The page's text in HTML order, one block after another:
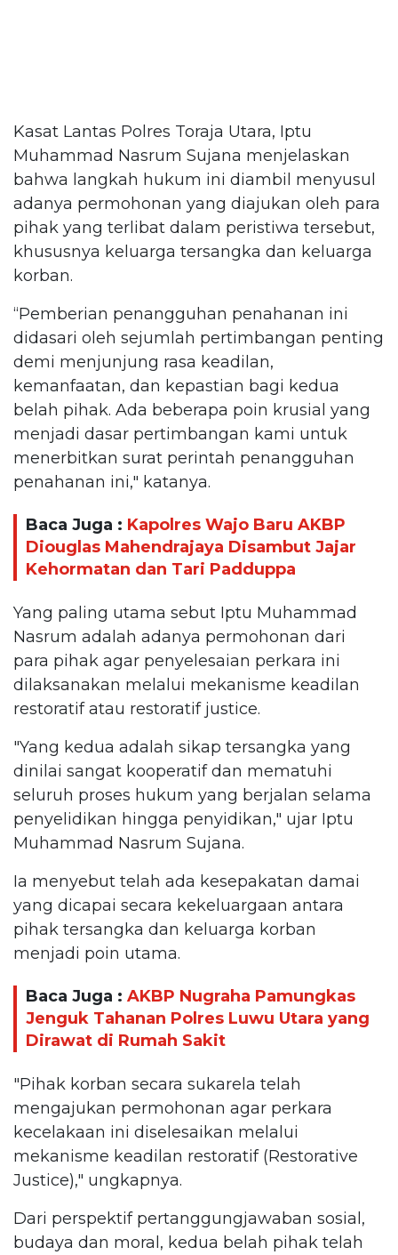
Kasat Lantas Polres Toraja Utara, Iptu
Muhammad Nasrum Sujana menjelaskan
bahwa langkah hukum ini diambil menyusul
adanya permohonan yang diajukan oleh para
pihak yang terlibat dalam peristiwa tersebut,
khususnya keluarga tersangka dan keluarga
korban.
“Pemberian penangguhan penahanan ini
didasari oleh sejumlah pertimbangan penting
demi menjunjung rasa keadilan,
kemanfaatan, dan kepastian bagi kedua
belah pihak. Ada beberapa poin krusial yang
menjadi dasar pertimbangan kami untuk
menerbitkan surat perintah penangguhan
penahanan ini," katanya.
Baca Juga : Kapolres Wajo Baru AKBP
Diouglas Mahendrajaya Disambut Jajar
Kehormatan dan Tari Padduppa
Yang paling utama sebut Iptu Muhammad
Nasrum adalah adanya permohonan dari
para pihak agar penyelesaian perkara ini
dilaksanakan melalui mekanisme keadilan
restoratif atau restoratif justice.
"Yang kedua adalah sikap tersangka yang
dinilai sangat kooperatif dan mematuhi
seluruh proses hukum yang berjalan selama
penyelidikan hingga penyidikan," ujar Iptu
Muhammad Nasrum Sujana.
Ia menyebut telah ada kesepakatan damai
yang dicapai secara kekeluargaan antara
pihak tersangka dan keluarga korban
menjadi poin utama.
Baca Juga : AKBP Nugraha Pamungkas
Jenguk Tahanan Polres Luwu Utara yang
Dirawat di Rumah Sakit
"Pihak korban secara sukarela telah
mengajukan permohonan agar perkara
kecelakaan ini diselesaikan melalui
mekanisme keadilan restoratif (Restorative
Justice)," ungkapnya.
Dari perspektif pertanggungjawaban sosial,
budaya dan moral, kedua belah pihak telah